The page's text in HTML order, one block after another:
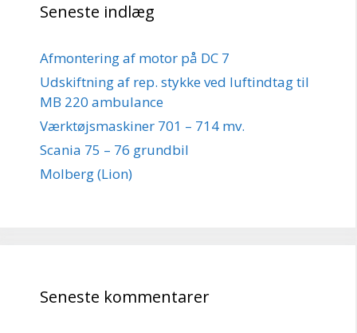
Seneste indlæg
Afmontering af motor på DC 7
Udskiftning af rep. stykke ved luftindtag til
MB 220 ambulance
Værktøjsmaskiner 701 – 714 mv.
Scania 75 – 76 grundbil
Molberg (Lion)
Seneste kommentarer